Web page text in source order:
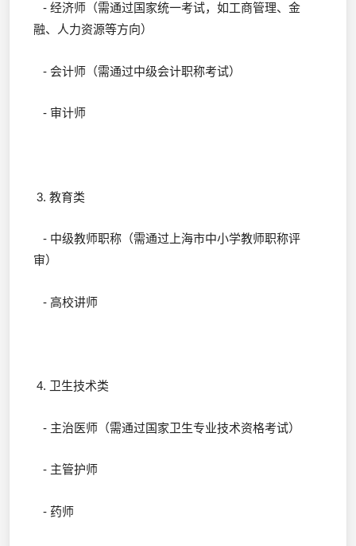
- 经济师（需通过国家统一考试，如工商管理、金
融、人力资源等方向）
- 会计师（需通过中级会计职称考试）
- 审计师
3. 教育类
- 中级教师职称（需通过上海市中小学教师职称评
审）
- 高校讲师
4. 卫生技术类
- 主治医师（需通过国家卫生专业技术资格考试）
- 主管护师
- 药师